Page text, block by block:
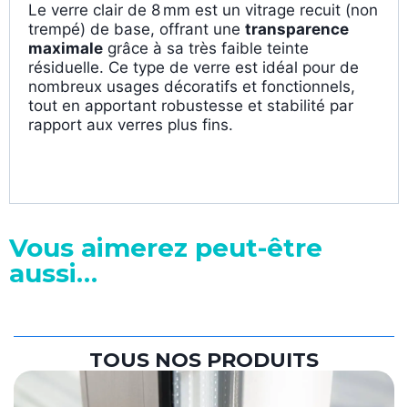
Le verre clair de 8 mm est un vitrage recuit (non
trempé) de base, offrant une transparence
maximale grâce à sa très faible teinte
résiduelle. Ce type de verre est idéal pour de
nombreux usages décoratifs et fonctionnels,
tout en apportant robustesse et stabilité par
rapport aux verres plus fins.
Vous aimerez peut-être
aussi…
TOUS NOS PRODUITS